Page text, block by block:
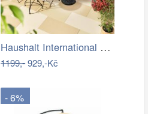
Haushalt International Slunečník…
1199,-929,-Kč
- 6%